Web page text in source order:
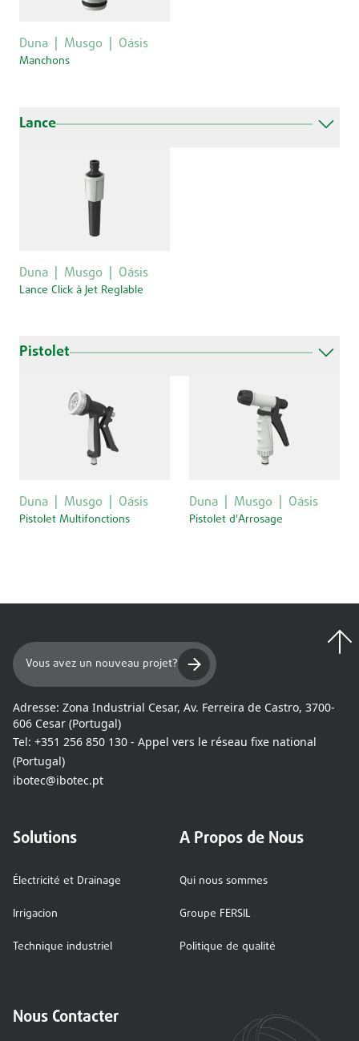
Duna Musgo Oásis
Manchons
Lance
Duna Musgo Oásis
Lance Click à Jet Reglable
Pistolet
Duna Musgo Oásis
Pistolet Multifonctions
Duna Musgo Oásis
Pistolet d'Arrosage
Vous avez un nouveau projet?
Adresse: Zona Industrial Cesar, Av. Ferreira de Castro, 3700-
606 Cesar (Portugal)
Tel: +351 256 850 130 - Appel vers le réseau fixe national
(Portugal)
ibotec@ibotec.pt
Solutions
Électricité et Drainage
Irrigacion
Technique industriel
A Propos de Nous
Qui nous sommes
Groupe FERSIL
Politique de qualité
Nous Contacter